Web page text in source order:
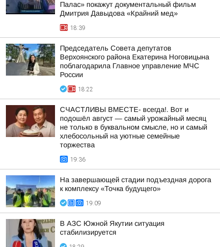
Палас» покажут документальный фильм
Дмитрия Давыдова «Крайний мед»
18:39
Председатель Совета депутатов
Верхоянского района Екатерина Ноговицына
поблагодарила Главное управление МЧС
России
18:22
СЧАСТЛИВЫ ВМЕСТЕ- всегда!. Вот и
подошёл август — самый урожайный месяц
не только в буквальном смысле, но и самый
хлебосольный на уютные семейные
торжества
19:36
На завершающей стадии подъездная дорога
к комплексу «Точка будущего»
19:09
В АЗС Южной Якутии ситуация
стабилизируется